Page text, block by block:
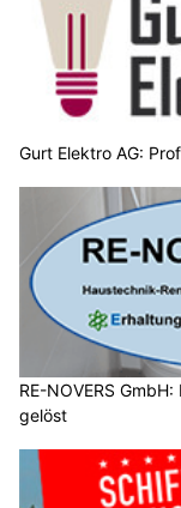
Gurt Elektro AG:
RE-NOVERS
gelöst